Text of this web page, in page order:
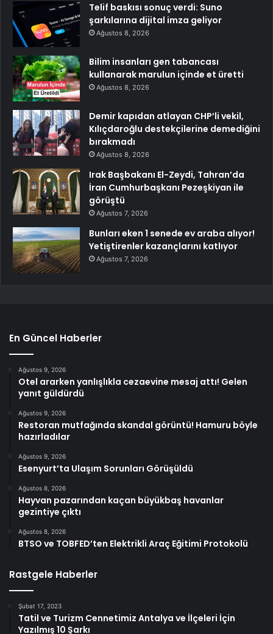
Telif baskısı sonuç verdi: Suno
şarkılarına dijital imza geliyor
Ağustos 8, 2026
Bilim insanları gen tabancası
kullanarak marulun içinde et üretti
Ağustos 8, 2026
Demir kapıdan atlayan CHP’li vekil,
Kılıçdaroğlu destekçilerine demediğini
bırakmadı
Ağustos 8, 2026
Irak Başbakanı El-Zeydi, Tahran’da
İran Cumhurbaşkanı Pezeşkiyan ile
görüştü
Ağustos 7, 2026
Bunları eken 1 senede ev araba alıyor!
Yetiştirenler kazançlarını katlıyor
Ağustos 7, 2026
En Güncel Haberler
Ağustos 9, 2026
Otel ararken yanlışlıkla cezaevine mesaj attı! Gelen
yanıt güldürdü
Ağustos 9, 2026
Restoran mutfağında skandal görüntü! Hamuru böyle
hazırladılar
Ağustos 9, 2026
Esenyurt’ta Ulaşım Sorunları Görüşüldü
Ağustos 8, 2026
Hayvan pazarından kaçan büyükbaş havanlar
gezintiye çıktı
Ağustos 8, 2026
BTSO ve TOBFED’ten Elektrikli Araç Eğitimi Protokolü
Rastgele Haberler
Şubat 17, 2023
Tatil ve Turizm Cennetimiz Antalya ve İlçeleri İçin
Yazılmış 10 Şarkı